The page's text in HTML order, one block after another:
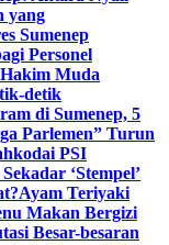
yang
Sumenep
Personel
Muda
detik
di Sumenep, 5
Parlemen” Turun
PSI
‘Stempel’
Ayam Teriyaki
Makan Bergizi
Besar-besaran